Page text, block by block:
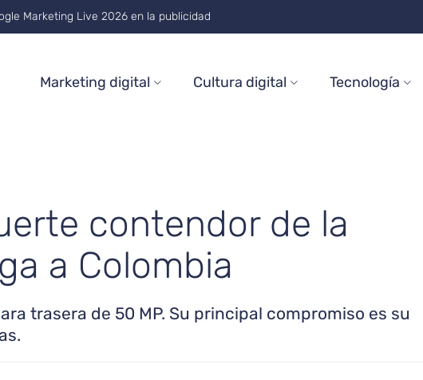
and Trends Through 2026
Marketing digital Cultura digital Tecnología
contendor de la
a Colombia
trasera de 50 MP. Su principal compromiso es su